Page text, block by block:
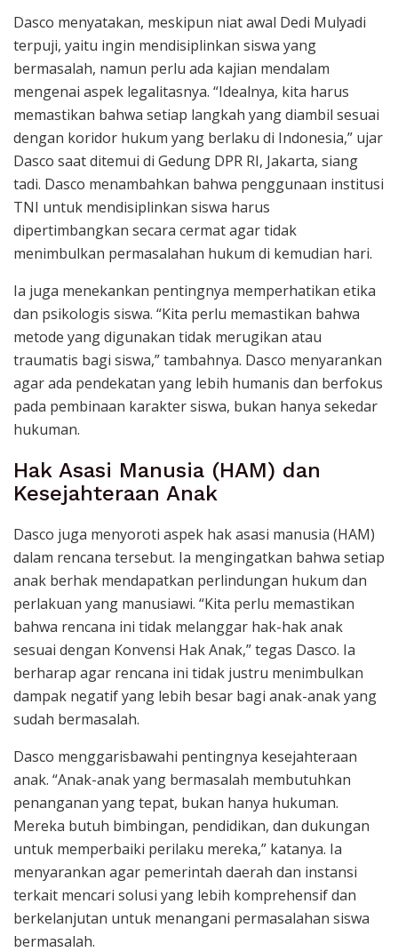
Dasco menyatakan, meskipun niat awal Dedi Mulyadi
terpuji, yaitu ingin mendisiplinkan siswa yang
bermasalah, namun perlu ada kajian mendalam
mengenai aspek legalitasnya. “Idealnya, kita harus
memastikan bahwa setiap langkah yang diambil sesuai
dengan koridor hukum yang berlaku di Indonesia,” ujar
Dasco saat ditemui di Gedung DPR RI, Jakarta, siang
tadi. Dasco menambahkan bahwa penggunaan institusi
TNI untuk mendisiplinkan siswa harus
dipertimbangkan secara cermat agar tidak
menimbulkan permasalahan hukum di kemudian hari.
Ia juga menekankan pentingnya memperhatikan etika
dan psikologis siswa. “Kita perlu memastikan bahwa
metode yang digunakan tidak merugikan atau
traumatis bagi siswa,” tambahnya. Dasco menyarankan
agar ada pendekatan yang lebih humanis dan berfokus
pada pembinaan karakter siswa, bukan hanya sekedar
hukuman.
Hak Asasi Manusia (HAM) dan
Kesejahteraan Anak
Dasco juga menyoroti aspek hak asasi manusia (HAM)
dalam rencana tersebut. Ia mengingatkan bahwa setiap
anak berhak mendapatkan perlindungan hukum dan
perlakuan yang manusiawi. “Kita perlu memastikan
bahwa rencana ini tidak melanggar hak-hak anak
sesuai dengan Konvensi Hak Anak,” tegas Dasco. Ia
berharap agar rencana ini tidak justru menimbulkan
dampak negatif yang lebih besar bagi anak-anak yang
sudah bermasalah.
Dasco menggarisbawahi pentingnya kesejahteraan
anak. “Anak-anak yang bermasalah membutuhkan
penanganan yang tepat, bukan hanya hukuman.
Mereka butuh bimbingan, pendidikan, dan dukungan
untuk memperbaiki perilaku mereka,” katanya. Ia
menyarankan agar pemerintah daerah dan instansi
terkait mencari solusi yang lebih komprehensif dan
berkelanjutan untuk menangani permasalahan siswa
bermasalah.